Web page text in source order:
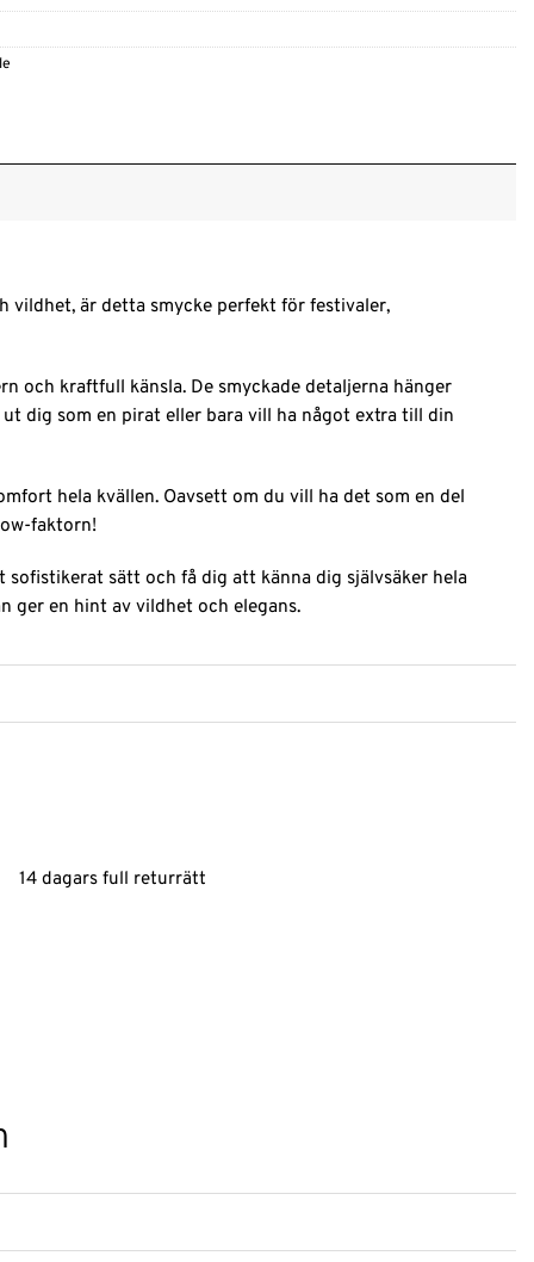
vildhet, är detta smycke perfekt för festivaler,
och kraftfull känsla. De smyckade detaljerna hänger
dig som en pirat eller bara vill ha något extra till din
hela kvällen. Oavsett om du vill ha det som en del
faktorn!
sätt och få dig att känna dig självsäker hela
ger en hint av vildhet och elegans.
14 dagars full returrätt